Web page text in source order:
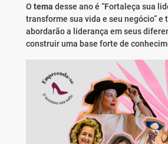
O tema desse ano é “Fortaleça sua
transforme sua vida e seu negócio” e
abordarão a liderança em seus
construir uma base forte de